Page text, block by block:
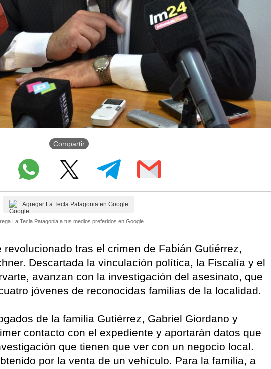
Compartir
Agregar La Tecla Patagonia en Google
La Tecla Patagonia a tus medios preferidos en Google.
tras el crimen de Fabián Gutiérrez,
Descartada la vinculación política, la Fiscalía y el
avanzan con la investigación del asesinato, que
jóvenes de reconocidas familias de la localidad.
de la familia Gutiérrez, Gabriel Giordano y
contacto con el expediente y aportarán datos que
que tienen que ver con un negocio local.
por la venta de un vehículo. Para la familia, a